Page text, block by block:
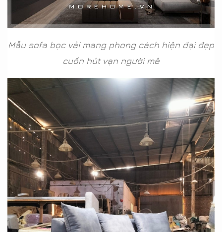
Mẫu sofa bọc vải mang phong cách hiện đại đẹp
cuốn hút vạn người mê